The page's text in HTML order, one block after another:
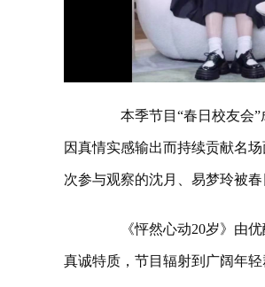
本季节目“春日校友会”
因真情实感输出而持续贡献名
次参与观察的沈月、易梦玲被
《怦然心动20岁》由优
真诚特质，节目辐射到广阔年轻